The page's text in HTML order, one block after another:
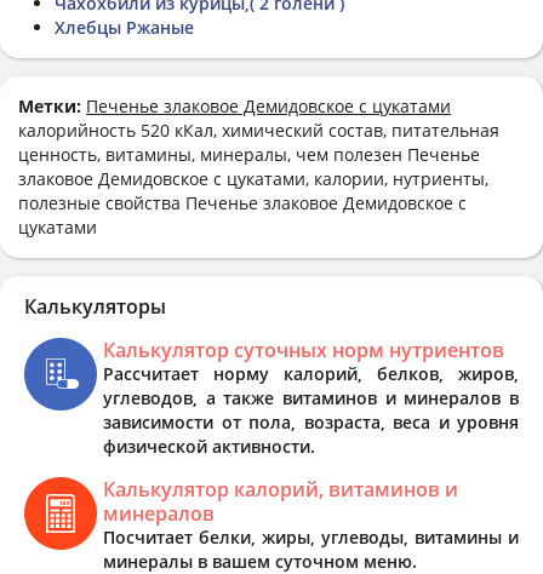
Хлебцы Ржаные
Метки: Печенье злаковое Демидовское с цукатами
калорийность 520 кКал, химический состав, питательная
ценность, витамины, минералы, чем полезен Печенье
злаковое Демидовское с цукатами, калории, нутриенты,
полезные свойства Печенье злаковое Демидовское с
цукатами
Калькуляторы
Калькулятор суточных норм нутриентов
Рассчитает норму калорий, белков, жиров,
углеводов, а также витаминов и минералов в
зависимости от пола, возраста, веса и уровня
физической активности.
Калькулятор калорий, витаминов и
минералов
Посчитает белки, жиры, углеводы, витамины и
минералы в вашем суточном меню.